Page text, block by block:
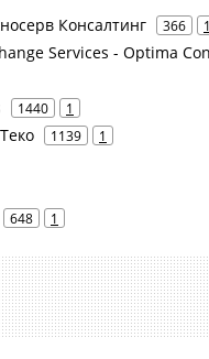
Консалтинг 366 1
Services - Optima
1440 1
1139 1
648 1